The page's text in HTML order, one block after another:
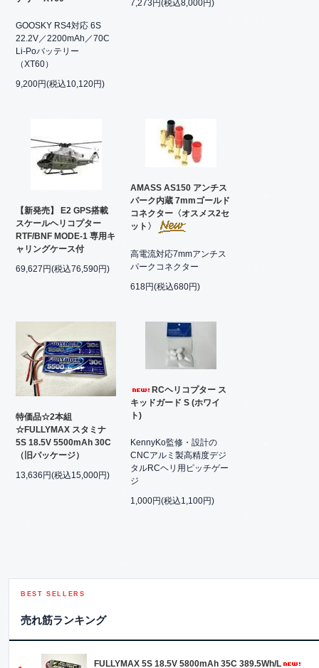
GOOSKY RS4対応 6S
22.2V／2200mAh／70C
Li-Poバッテリー
（XT60）
9,200円(税込10,120円)
7,273円(税込8,000円)
【新発売】 E2 GPS搭載
スケールヘリコプター
RTF/BNF MODE-1 専用キ
ャリングケース付
69,627円(税込76,590円)
AMASS AS150 アンチス
パーク内蔵 7mmゴールド
コネクター〈オスメス2セ
ット〉
高電流対応7mmアンチス
パークコネクター
618円(税込680円)
特価品☆2本組
☆FULLYMAX スタミナ
5S 18.5V 5500mAh 30C
（旧パッケージ）
13,636円(税込15,000円)
RCヘリコプター ス
キッドガード S (ホワイ
ト)
KennyKo監修・設計の
CNCアルミ製高精度デジ
タルRCヘリ用ピッチゲー
ジ
1,000円(税込1,100円)
BEST SELLERS
売れ筋ランキング
FULLYMAX 5S 18.5V 5800mAh 35C 389.5Wh/L